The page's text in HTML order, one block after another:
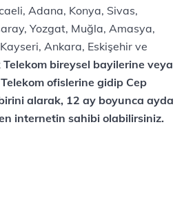
Adana, Konya, Sivas,
Yozgat, Muğla, Amasya,
Ankara, Eskişehir ve
Telekom bireysel bayilerine veya
ofislerine gidip Cep
alarak, 12 ay boyunca ayda
internetin sahibi olabilirsiniz.